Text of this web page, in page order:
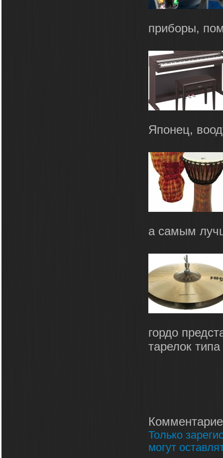
приборы,
Японец,
а самым
гордо
тарелок
Только
могут